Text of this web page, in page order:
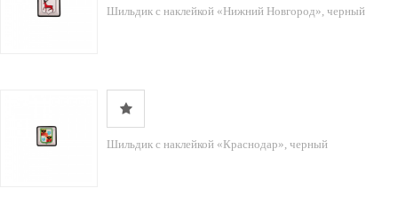
Шильдик с наклейкой «Нижний Новгород», черный
Шильдик с наклейкой «Краснодар», черный